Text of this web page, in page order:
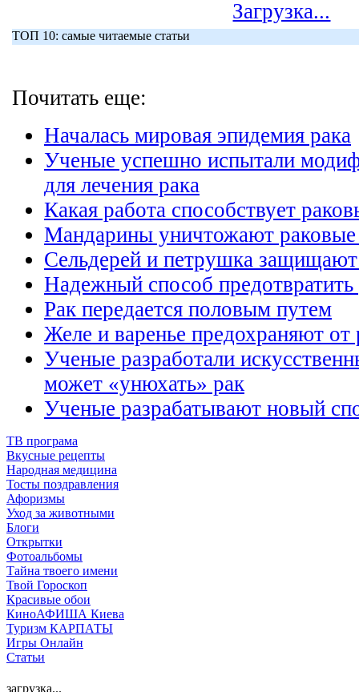
Загрузка...
ТОП 10: самые читаемые статьи
Почитать еще:
Началась мировая эпидемия рака
Ученые успешно испытали
для лечения рака
Какая работа способствует
Мандарины уничтожают раковые
Сельдерей и петрушка защищают
Надежный способ предотвратить
Рак передается половым путем
Желе и варенье предохраняют от
Ученые разработали
может «унюхать» рак
Ученые разрабатывают новый
ТВ програма
Вкусные рецепты
Народная медицина
Тосты поздравления
Афоризмы
Уход за животными
Блоги
Открытки
Фотоальбомы
Тайна твоего имени
Твой Гороскоп
Красивые обои
КиноАФИША Киева
Туризм КАРПАТЫ
Игры Онлайн
Статьи
загрузка...